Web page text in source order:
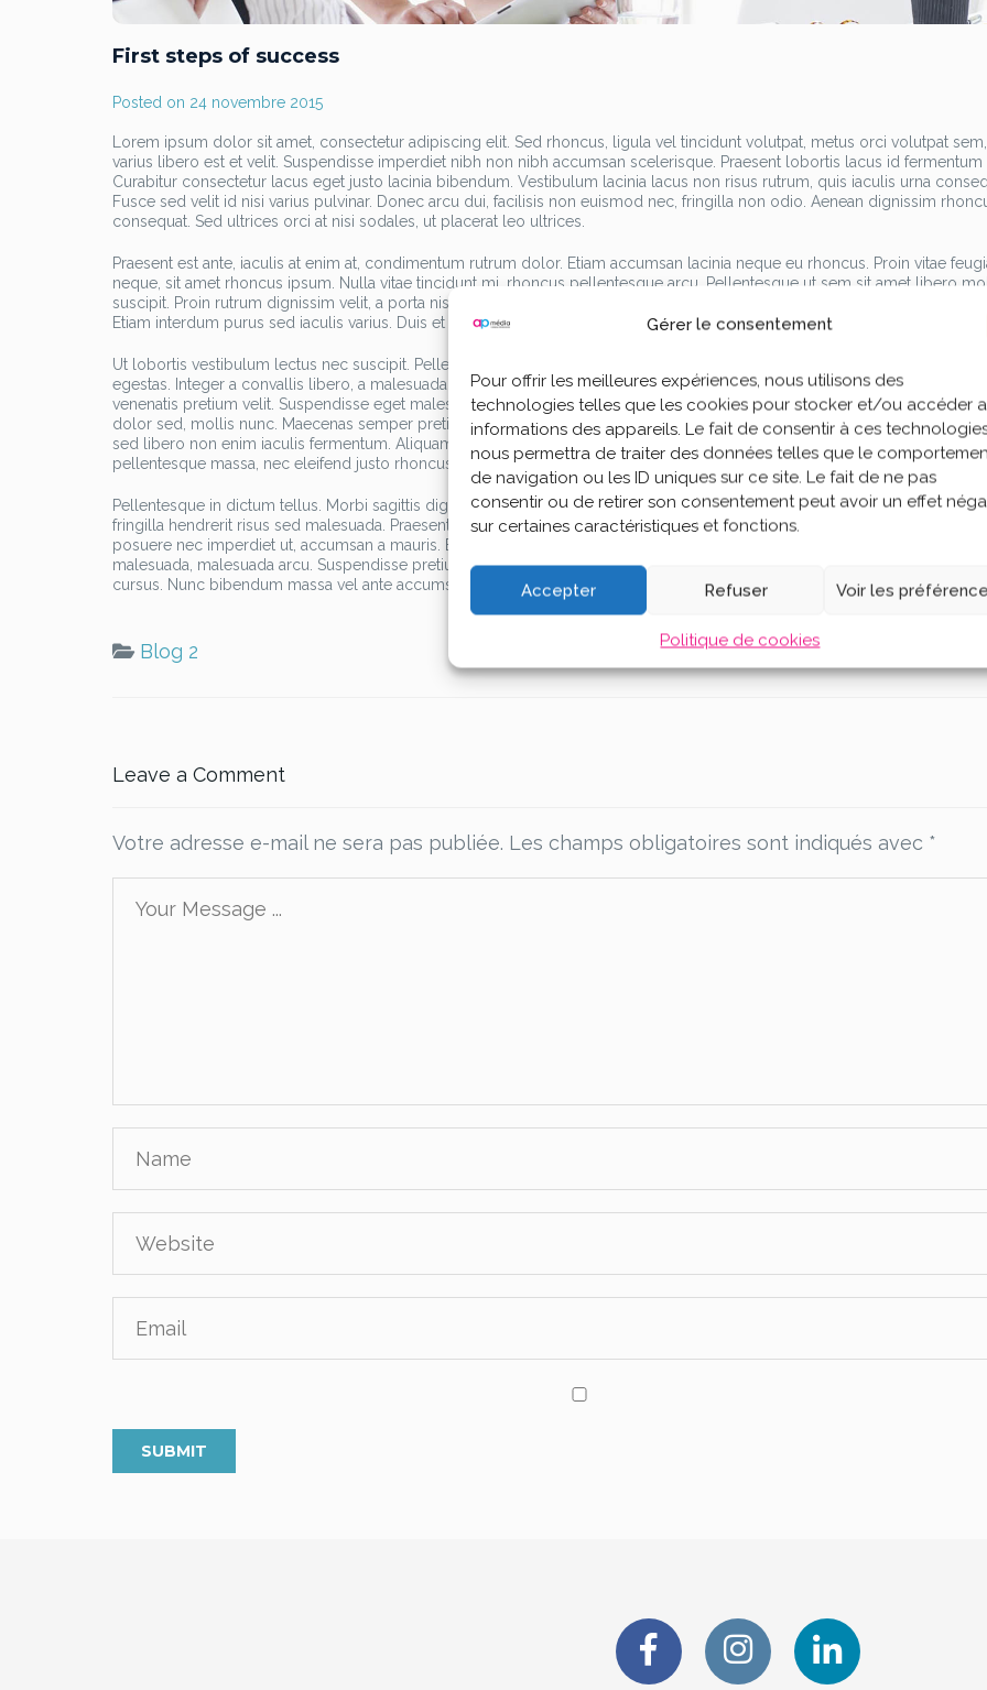
Gérer le consentement
Pour offrir les meilleures expériences, nous utilisons des
technologies telles que les cookies pour stocker et/ou accéder
informations des appareils. Le fait de consentir à ces
nous permettra de traiter des données telles que le
de navigation ou les ID uniques sur ce site. Le fait de ne pas
consentir ou de retirer son consentement peut avoir un effet
sur certaines caractéristiques et fonctions.
Accepter Refuser Voir les
Politique de cookies
First steps of success
Posted on 24 novembre 2015
Lorem ipsum dolor sit amet, consectetur adipiscing elit. Sed rhoncus, ligula vel tincidunt volutpat, metus orci volutpat
varius libero est et velit. Suspendisse imperdiet nibh non nibh accumsan scelerisque. Praesent lobortis lacus id fermentum
Curabitur consectetur lacus eget justo lacinia bibendum. Vestibulum lacinia lacus non risus rutrum, quis iaculis urna
Fusce sed velit id nisi varius pulvinar. Donec arcu dui, facilisis non euismod nec, fringilla non odio. Aenean dignissim
consequat. Sed ultrices orci at nisi sodales, ut placerat leo ultrices.
Praesent est ante, iaculis at enim at, condimentum rutrum dolor. Etiam accumsan lacinia neque eu rhoncus. Proin vitae
neque, sit amet rhoncus ipsum. Nulla vitae tincidunt mi, rhoncus pellentesque arcu. Pellentesque ut sem sit amet libero
suscipit. Proin rutrum dignissim velit, a porta nisl ullamcorper non. Praesent volutpat mattis metus, ut gravida risus fringilla
Etiam interdum purus sed iaculis varius. Duis et congue ligula.
Ut lobortis vestibulum lectus nec suscipit. Pellentesque habitant morbi tristique senectus et netus et malesuada fames ac
egestas. Integer a convallis libero, a malesuada risus. Nam eu lacus nibh. Nulla eu aliquam nunc. Duis eros eros, porta ac
venenatis pretium velit. Suspendisse eget malesuada massa. Aenean mollis sed nisi eget congue. Integer id eros egestas,
dolor sed, mollis nunc. Maecenas semper pretium neque nec volutpat. Donec sit amet porttitor risus, ut vestibulum eros.
sed libero non enim iaculis fermentum. Aliquam vestibulum consequat nisi, ac egestas lorem vehicula sed. Etiam placerat
pellentesque massa, nec eleifend justo rhoncus vel. Pellentesque quis tristique nibh.
Pellentesque in dictum tellus. Morbi sagittis dignissim pulvinar. Etiam a augue lacinia, consequat neque non, congue
fringilla hendrerit risus sed malesuada. Praesent sagittis felis euismod, cursus justo id, euismod nulla. Phasellus ipsum risus,
posuere nec imperdiet ut, accumsan a mauris. Etiam consectetur molestie diam eu suscipit. Vivamus eu nisl viverra,
malesuada, malesuada arcu. Suspendisse pretium ante libero, non interdum nulla mattis a. Cras suscipit risus eget mauris
cursus. Nunc bibendum massa vel ante accumsan ultricies.
Blog 2
Leave a Comment
Votre adresse e-mail ne sera pas publiée. Les champs obligatoires sont indiqués avec *